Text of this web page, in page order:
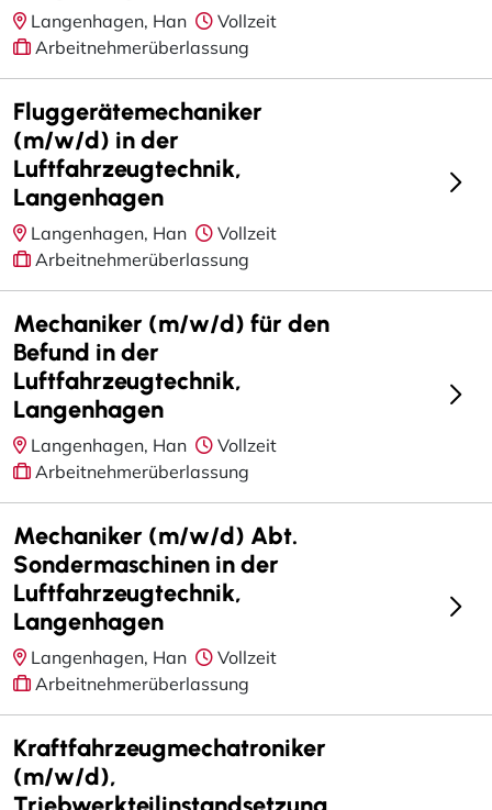
Langenhagen, Han
Vollzeit
Arbeitnehmerüberlassung
Fluggerätemechaniker
(m/w/d) in der
Luftfahrzeugtechnik,
Langenhagen
Langenhagen, Han
Vollzeit
Arbeitnehmerüberlassung
Mechaniker (m/w/d) für den
Befund in der
Luftfahrzeugtechnik,
Langenhagen
Langenhagen, Han
Vollzeit
Arbeitnehmerüberlassung
Mechaniker (m/w/d) Abt.
Sondermaschinen in der
Luftfahrzeugtechnik,
Langenhagen
Langenhagen, Han
Vollzeit
Arbeitnehmerüberlassung
Kraftfahrzeugmechatroniker
(m/w/d),
Triebwerkteilinstandsetzung,